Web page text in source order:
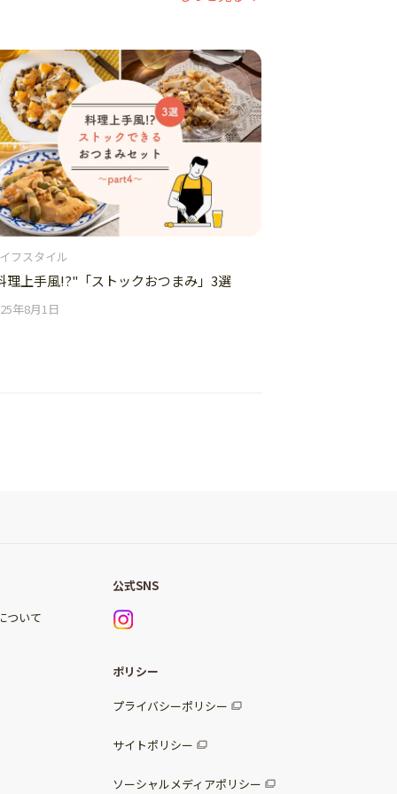
フスタイル
理上手風!?"「ストックおつまみ」3選
年8月1日
ついて
公式SNS
ポリシー
プライバシーポリシー
サイトポリシー
ソーシャルメディアポリシー